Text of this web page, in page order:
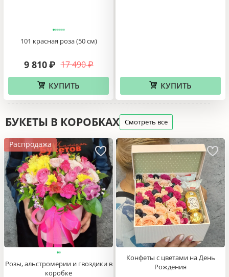
101 красная роза (50 см)
17 490 ₽
9 810 ₽
КУПИТЬ КУПИТЬ
БУКЕТЫ В КОРОБКАХ Смотреть все
Распродажа
Розы, альстромерии и гвоздики в
коробке
Конфеты с цветами на День
Рождения